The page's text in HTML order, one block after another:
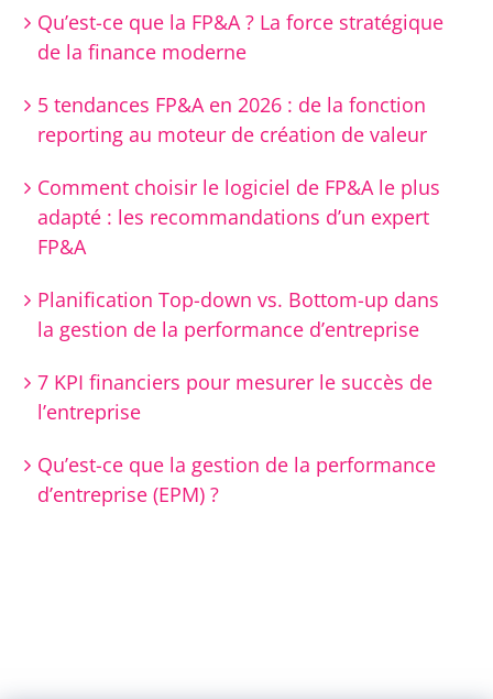
Qu’est-ce que la FP&A ? La force stratégique
de la finance moderne
5 tendances FP&A en 2026 : de la fonction
reporting au moteur de création de valeur
Comment choisir le logiciel de FP&A le plus
adapté : les recommandations d’un expert
FP&A
Planification Top-down vs. Bottom-up dans
la gestion de la performance d’entreprise
7 KPI financiers pour mesurer le succès de
l’entreprise
Qu’est-ce que la gestion de la performance
d’entreprise (EPM) ?